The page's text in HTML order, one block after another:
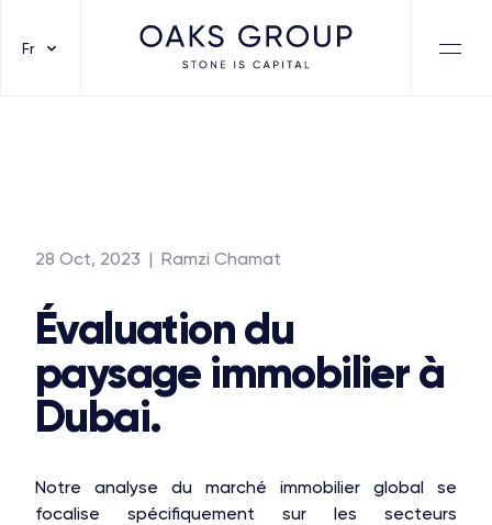
Fr
28 Oct, 2023 | Ramzi Chamat
Évaluation du
paysage immobilier à
Dubai.
Notre analyse du marché immobilier global se
focalise spécifiquement sur les secteurs